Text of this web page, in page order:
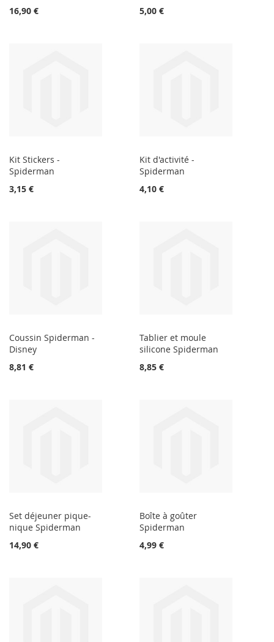
16,90 €
5,00 €
Kit Stickers -
Spiderman
3,15 €
Kit d'activité -
Spiderman
4,10 €
Coussin Spiderman -
Disney
8,81 €
Tablier et moule
silicone Spiderman
8,85 €
Set déjeuner pique-
nique Spiderman
14,90 €
Boîte à goûter
Spiderman
4,99 €